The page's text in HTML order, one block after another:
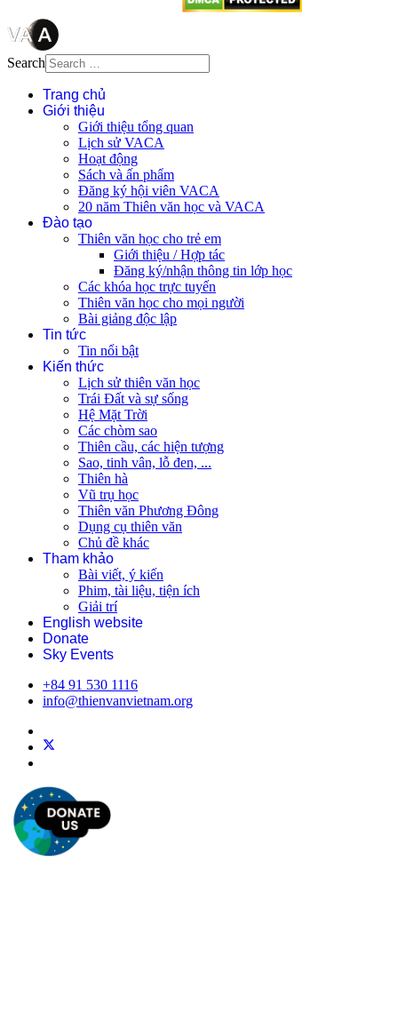
Search
Trang chủ
Giới thiệu
Giới thiệu tổng quan
Lịch sử VACA
Hoạt động
Sách và ấn phẩm
Đăng ký hội viên VACA
20 năm Thiên văn học và VACA
Đào tạo
Thiên văn học cho trẻ em
Giới thiệu / Hợp tác
Đăng ký/nhận thông tin lớp học
Các khóa học trực tuyến
Thiên văn học cho mọi người
Bài giảng độc lập
Tin tức
Tin nổi bật
Kiến thức
Lịch sử thiên văn học
Trái Đất và sự sống
Hệ Mặt Trời
Các chòm sao
Thiên cầu, các hiện tượng
Sao, tinh vân, lỗ đen, ...
Thiên hà
Vũ trụ học
Thiên văn Phương Đông
Dụng cụ thiên văn
Chủ đề khác
Tham khảo
Bài viết, ý kiến
Phim, tài liệu, tiện ích
Giải trí
English website
Donate
Sky Events
+84 91 530 1116
info@thienvanvietnam.org